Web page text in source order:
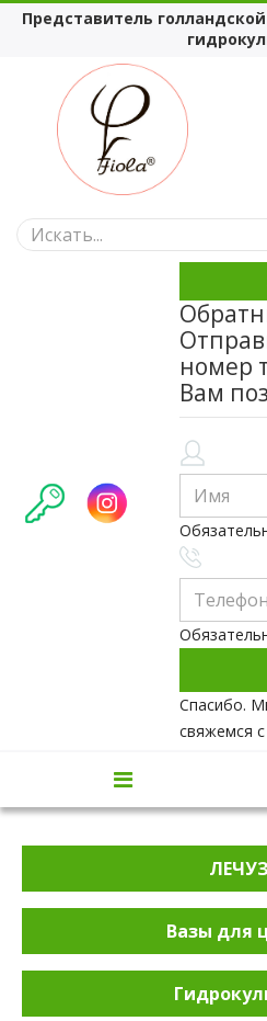
Представитель
номер
Вам
Спасибо.
свяжемся
Вазы для